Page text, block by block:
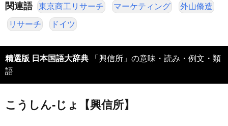
関連語 東京商工リサーチ マーケティング 外山脩造
リサーチ ドイツ
精選版 日本国語大辞典 「興信所」の意味・読み・例文・類
語
こうしん‐じょ【興信所】